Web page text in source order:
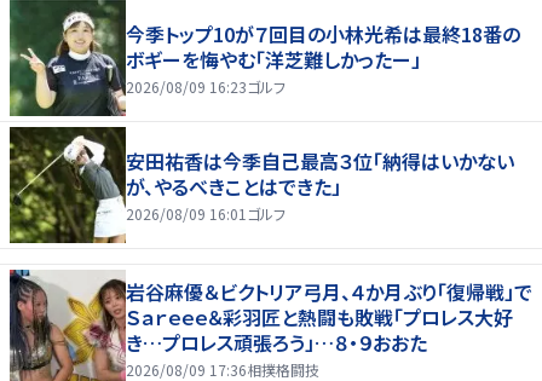
今季トップ10が７回目の小林光希は最終18番の
ボギーを悔やむ「洋芝難しかったー」
2026/08/09 16:23ゴルフ
安田祐香は今季自己最高３位「納得はいかない
が、やるべきことはできた」
2026/08/09 16:01 ゴルフ
岩谷麻優＆ビクトリア弓月、４か月ぶり「復帰戦」で
Ｓａｒｅｅｅ＆彩羽匠と熱闘も敗戦「プロレス大好
き…プロレス頑張ろう」…８・９おおた
2026/08/09 17:36相撲格闘技